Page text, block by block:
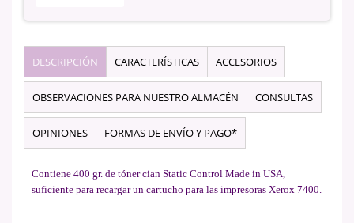
DESCRIPCIÓN CARACTERÍSTICAS ACCESORIOS
OBSERVACIONES PARA NUESTRO ALMACÉN CONSULTAS
OPINIONES FORMAS DE ENVÍO Y PAGO*
Contiene 400 gr. de tóner cian Static Control Made in USA,
suficiente para recargar un cartucho para las impresoras Xerox 7400.